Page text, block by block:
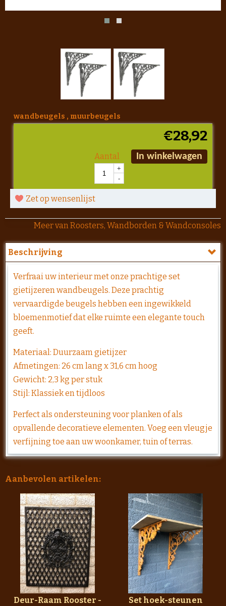
wandbeugels , muurbeugels
€28,92
Aantal
+
-
In winkelwagen
Zet op wensenlijst
Meer van Roosters, Wandborden & Wandconsoles
Beschrijving
Verfraai uw interieur met onze prachtige set
gietijzeren wandbeugels. Deze prachtig
vervaardigde beugels hebben een ingewikkeld
bloemenmotief dat elke ruimte een elegante touch
geeft.
Materiaal: Duurzaam gietijzer
Afmetingen: 26 cm lang x 31,6 cm hoog
Gewicht: 2,3 kg per stuk
Stijl: Klassiek en tijdloos
Perfect als ondersteuning voor planken of als
opvallende decoratieve elementen. Voeg een vleugje
verfijning toe aan uw woonkamer, tuin of terras.
Aanbevolen artikelen:
Deur-Raam Rooster -
Set hoek-steunen